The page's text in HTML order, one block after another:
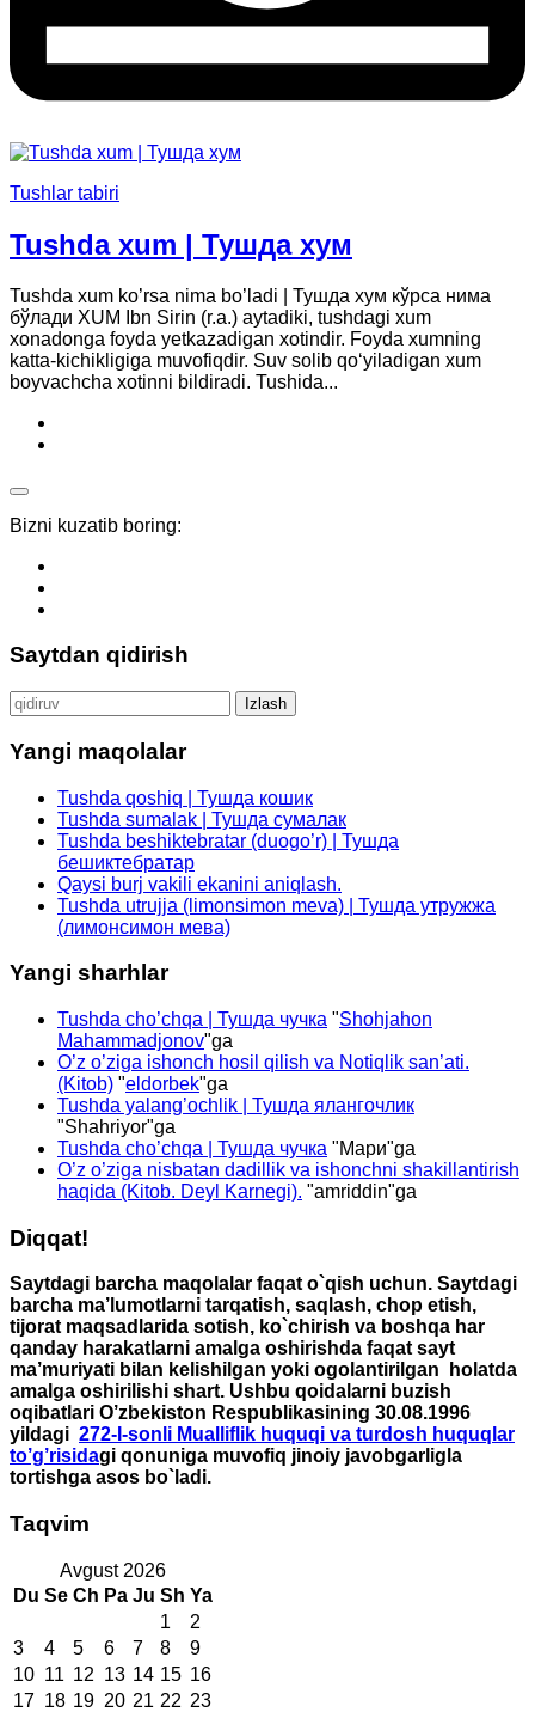
Tushlar tabiri
Tushda xum | Тушда хум
Tushda xum ko’rsa nima bo’ladi | Тушда хум кўрса нима
бўлади XUM Ibn Sirin (r.a.) aytadiki, tushdagi xum
xonadonga foyda yetkazadigan xotindir. Foyda xumning
katta-kichikligiga muvofiqdir. Suv solib qo‘yiladigan xum
boyvachcha xotinni bildiradi. Tushida...
Bizni kuzatib boring:
Saytdan qidirish
Qidirshish:
Yangi maqolalar
Tushda qoshiq | Тушда кошик
Tushda sumalak | Тушда сумалак
Tushda beshiktebratar (duogo’r) | Тушда
бешиктебратар
Qaysi burj vakili ekanini aniqlash.
Tushda utrujja (limonsimon meva) | Тушда утружжа
(лимонсимон мева)
Yangi sharhlar
Tushda cho’chqa | Тушда чучка "Shohjahon
Mahammadjonov"ga
O’z o’ziga ishonch hosil qilish va Notiqlik san’ati.
(Kitob) "eldorbek"ga
Tushda yalang’ochlik | Тушда ялангочлик
"Shahriyor"ga
Tushda cho’chqa | Тушда чучка "Мари"ga
O’z o’ziga nisbatan dadillik va ishonchni shakillantirish
haqida (Kitob. Deyl Karnegi). "amriddin"ga
Diqqat!
Saytdagi barcha maqolalar faqat o`qish uchun. Saytdagi
barcha ma’lumotlarni tarqatish, saqlash, chop etish,
tijorat maqsadlarida sotish, ko`chirish va boshqa har
qanday harakatlarni amalga oshirishda faqat sayt
ma’muriyati bilan kelishilgan yoki ogolantirilgan holatda
amalga oshirilishi shart. Ushbu qoidalarni buzish
oqibatlari O’zbekiston Respublikasining 30.08.1996
yildagi 272-I-sonli Mualliflik huquqi va turdosh huquqlar
to’g’risidagi qonuniga muvofiq jinoiy javobgarligla
tortishga asos bo`ladi.
Taqvim
Avgust 2026
Du Se Ch Pa Ju Sh Ya
1
2
3
4 5 6 7 8
9
10 11 12 13 14 15 16
17 18 19 20 21 22 23